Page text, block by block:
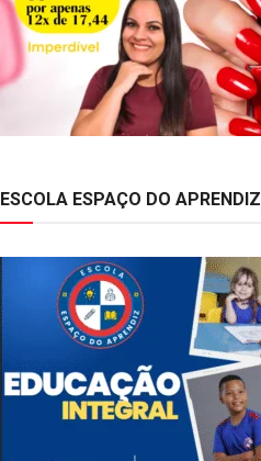
ESCOLA ESPAÇO DO APRENDIZ